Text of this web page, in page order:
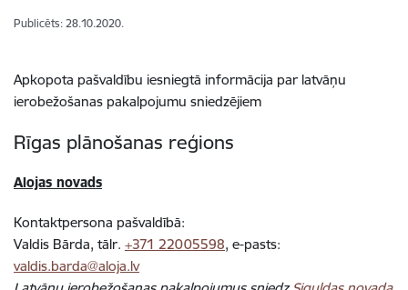
Publicēts: 28.10.2020.
Apkopota pašvaldību iesniegtā informācija par latvāņu
ierobežošanas pakalpojumu sniedzējiem
Rīgas plānošanas reģions
Alojas novads
Kontaktpersona pašvaldībā:
Valdis Bārda, tālr. +371 22005598, e-pasts:
valdis.barda@aloja.lv